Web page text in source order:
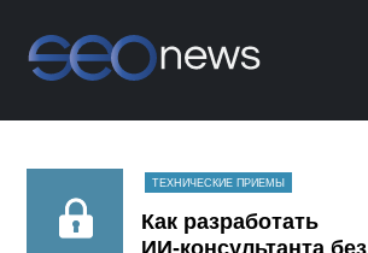
ТЕХНИЧЕСКИЕ ПРИЕМЫ
Как разработать
ИИ‑консультанта без